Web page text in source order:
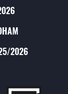
2026